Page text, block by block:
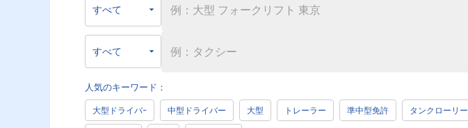
人気のキーワード：
大型ドライバｰ 中型ドライバー 大型 トレーラー 準中型免許 タンクローリー